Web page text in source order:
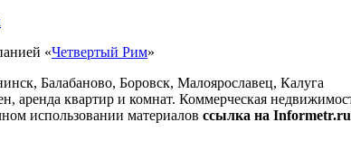
«Четвертый Рим»
Балабаново, Боровск, Малоярославец, Калуга
аренда квартир и комнат. Коммерческая
использовании материалов ссылка на Informetr.ru